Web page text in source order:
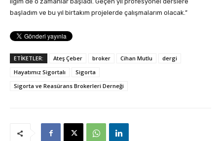
başladım ve bu yıl birtakım projelerde çalışmalarım olacak.”
ETİKETLER: Ateş Çeber broker Cihan Mutlu
dergi
Hayatımız Sigortalı
Sigorta
Sigorta ve Reasürans Brokerleri Derneği